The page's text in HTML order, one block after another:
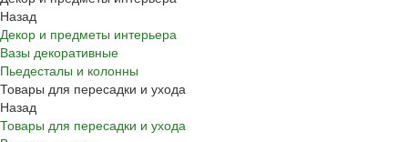
Назад
Декор и предметы интерьера
Вазы декоративные
Пьедесталы и колонны
Товары для пересадки и ухода
Назад
Товары для пересадки и ухода